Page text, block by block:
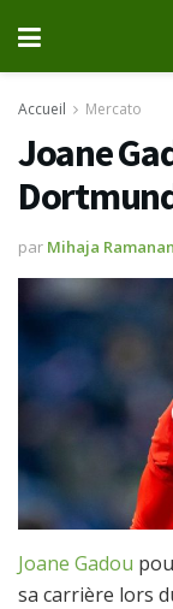
Accueil Mercato
Joane
par Mihaja
Joane Gadou
sa carrière lors